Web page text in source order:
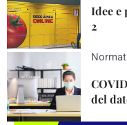
Idee e
2
del